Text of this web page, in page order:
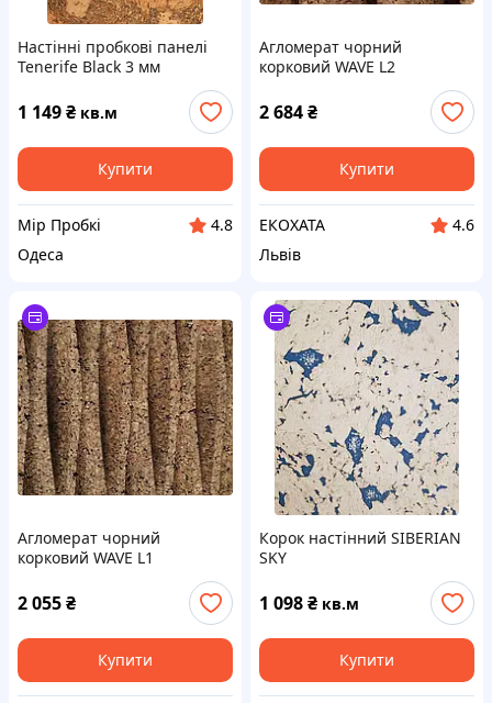
Настінні пробкові панелі
Tenerife Black 3 мм
1 149₴ кв.м
Купити
Мір Пробкі
4.8
Одеса
Агломерат чорний
корковий WAVE L2
2 684₴
Купити
ЕКОХАТА
4.6
Львів
Агломерат чорний
корковий WAVE L1
2 055₴
Купити
Корок настінний SIBERIAN
SKY
1 098₴ кв.м
Купити